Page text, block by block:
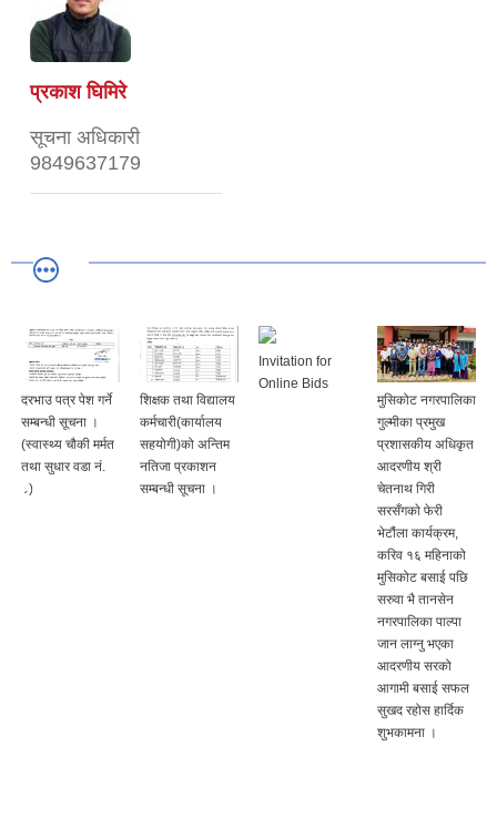
प्रकाश घिमिरे
सूचना अधिकारी
9849637179
दरभाउ पत्र पेश गर्ने
सम्बन्धी सूचना ।
(स्वास्थ्य चौकी मर्मत
तथा सुधार वडा नं.
८)
शिक्षक तथा विद्यालय
कर्मचारी(कार्यालय
सहयोगी)को अन्तिम
नतिजा प्रकाशन
सम्बन्धी सूचना ।
Invitation for
Online Bids
मुसिकोट नगरपालिका
गुल्मीका प्रमुख
प्रशासकीय अधिकृत
आदरणीय श्री
चेतनाथ गिरी
सरसँगकाे फेरी
भेटौंला कार्यक्रम,
करिव १६ महिनाको
मुसिकोट बसाई पछि
सरुवा भै तानसेन
नगरपालिका पाल्पा
जान लाग्नु भएका
आदरणीय सरको
आगामी बसाई सफल
सुखद रहोस हार्दिक
शुभकामना ।